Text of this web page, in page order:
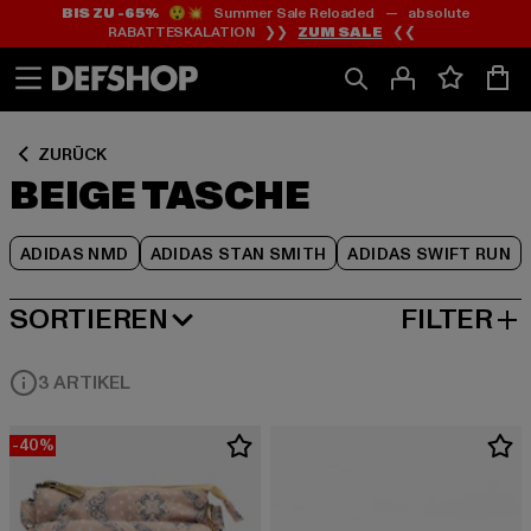
Zum
Inhalt
springen
Zum
Fußzeile
springen
BIS ZU -65%😲💥 Summer Sale Reloaded — absolute
RABATTESKALATION ❯❯ ZUM SALE ❮❮
ZURÜCK
BEIGE TASCHE
ADIDAS NMD ADIDAS STAN SMITH ADIDAS SWIFT RUN
Zum
Produktraster
springen
SORTIEREN
BELIEBTESTE FILTER
3 ARTIKEL
-40%